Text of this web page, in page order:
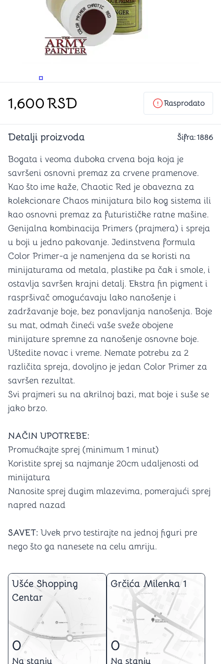
PROMENITE UGAO GLEDANJAPROMENITE UGAO GLEDANJA
1,600RSD Rasprodato
Detalji proizvoda Šifra:1886
Bogata i veoma duboka crvena boja koja je
savršeni osnovni premaz za crvene pramenove.
Kao što ime kaže, Chaotic Red je obavezna za
kolekcionare Chaos minijatura bilo kog sistema ili
kao osnovni premaz za futurističke ratne mašine.
Genijalna kombinacija Primers (prajmera) i spreja
u boji u jedno pakovanje. Jedinstvena formula
Color Primer-a je namenjena da se koristi na
minijaturama od metala, plastike pa čak i smole, i
ostavlja savršen krajni detalj. Ekstra fin pigment i
raspršivač omogućavaju lako nanošenje i
zadržavanje boje, bez ponavljanja nanošenja. Boje
su mat, odmah čineći vaše sveže obojene
minijature spremne za nanošenje osnovne boje.
Uštedite novac i vreme. Nemate potrebu za 2
različita spreja, dovoljno je jedan Color Primer za
savršen rezultat.
Svi prajmeri su na akrilnoj bazi, mat boje i suše se
jako brzo.
NAČIN UPOTREBE:
Promućkajte sprej (minimum 1 minut)
Koristite sprej sa najmanje 20cm udaljenosti od
minijatura
Nanosite sprej dugim mlazevima, pomerajući sprej
napred nazad
SAVET: Uvek prvo testirajte na jednoj figuri pre
nego što ga nanesete na celu amriju.
Ušće Shopping
Centar
0
Na stanju
Grčića Milenka 1
0
Na stanju